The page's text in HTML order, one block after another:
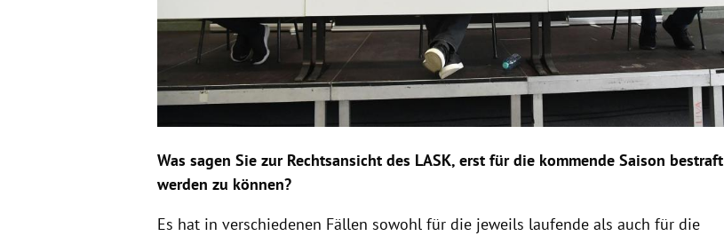
Was sagen Sie zur Rechtsansicht des LASK, erst für die kommende Saison bestraft
werden zu können?
Es hat in verschiedenen Fällen sowohl für die jeweils laufende als auch für die